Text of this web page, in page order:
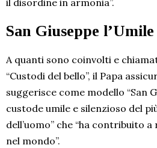
il disordine in armonia”.
San Giuseppe
A quanti sono coinvolti e
“Custodi del bello”, il Papa
suggerisce come modello “San
custode umile e silenzioso del
dell’uomo” che “ha contribuito
nel mondo”.